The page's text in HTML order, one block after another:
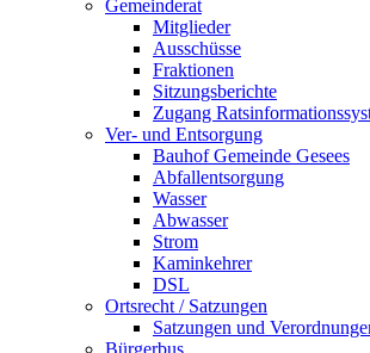
Gemeinderat
Mitglieder
Ausschüsse
Fraktionen
Sitzungsberichte
Zugang
Ver- und Entsorgung
Bauhof Gemeinde Gesees
Abfallentsorgung
Wasser
Abwasser
Strom
Kaminkehrer
DSL
Ortsrecht / Satzungen
Satzungen und
Bürgerbus